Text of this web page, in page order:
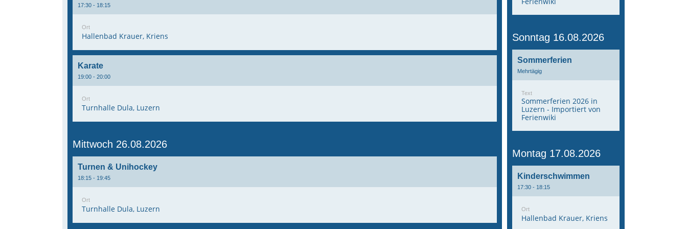
17:30 - 18:15
Ort
Hallenbad Krauer, Kriens
Karate
19:00 - 20:00
Ort
Turnhalle Dula, Luzern
Mittwoch 26.08.2026
Turnen & Unihockey
18:15 - 19:45
Ort
Turnhalle Dula, Luzern
Sonntag 16.08.2026
Sommerferien
Mehrtägig
Text
Sommerferien 2026 in
Luzern - Importiert von
Ferienwiki
Montag 17.08.2026
Kinderschwimmen
17:30 - 18:15
Ort
Hallenbad Krauer, Kriens